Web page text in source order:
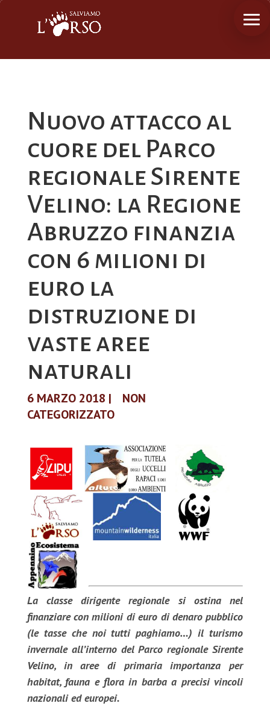
Nuovo attacco al
cuore del Parco
regionale Sirente
Velino: la Regione
Abruzzo finanzia
con 6 milioni di
euro la
distruzione di
vaste aree
naturali
6 MARZO 2018 |
NON
CATEGORIZZATO
La classe dirigente regionale si ostina nel
finanziare con milioni di euro di denaro pubblico
(le tasse che noi tutti paghiamo…) il turismo
invernale all’interno del Parco regionale Sirente
Velino, in aree di primaria importanza per
habitat, fauna e flora in barba a precisi vincoli
nazionali ed europei.